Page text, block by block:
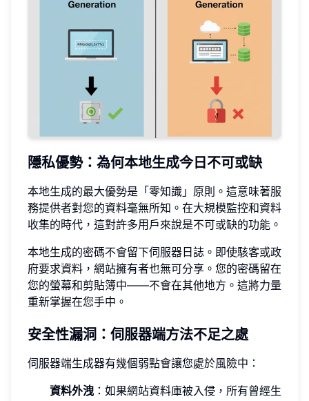
隱私優勢：為何本地生成今日不可或缺
本地生成的最大優勢是「零知識」原則。這意味著服
務提供者對您的資料毫無所知。在大規模監控和資料
收集的時代，這對許多用戶來說是不可或缺的功能。
本地生成的密碼不會留下伺服器日誌。即使駭客或政
府要求資料，網站擁有者也無可分享。您的密碼留在
您的螢幕和剪貼簿中——不會在其他地方。這將力量
重新掌握在您手中。
安全性漏洞：伺服器端方法不足之處
伺服器端生成器有幾個弱點會讓您處於風險中：
資料外洩 ：如果網站資料庫被入侵，所有曾經生